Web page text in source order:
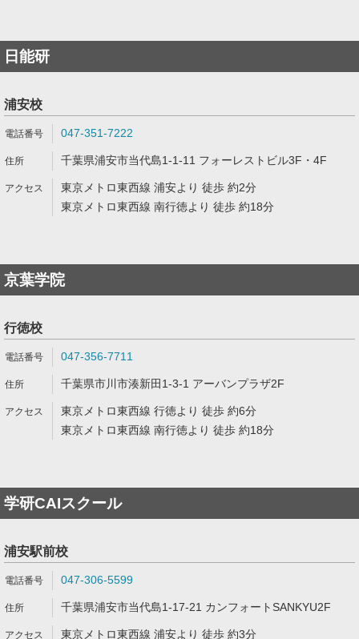
日能研
浦安校
047-351-7222
千葉県浦安市当代島1-1-11 フォーレストビル3F・4F
東京メトロ東西線 浦安より 徒歩 約2分
東京メトロ東西線 南行徳より 徒歩 約18分
京葉学院
行徳校
047-356-7711
千葉県市川市湊新田1-3-1 アーバンプラザ2F
東京メトロ東西線 行徳より 徒歩 約6分
東京メトロ東西線 南行徳より 徒歩 約18分
学研CAIスクール
浦安駅前校
047-306-5599
千葉県浦安市当代島1-17-21 カンフォートSANKYU2F
東京メトロ東西線 浦安より 徒歩 約3分